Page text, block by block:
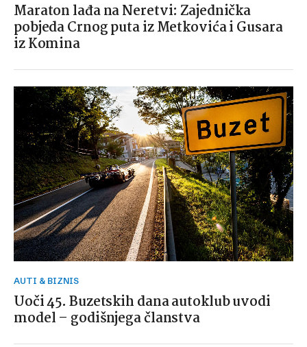
Maraton lađa na Neretvi: Zajednička
pobjeda Crnog puta iz Metkovića i Gusara
iz Komina
AUTI & BIZNIS
Uoči 45. Buzetskih dana autoklub uvodi
model – godišnjega članstva